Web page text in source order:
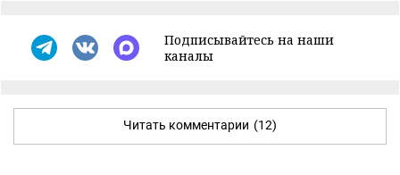
Подписывайтесь на наши
каналы
Читать комментарии (12)